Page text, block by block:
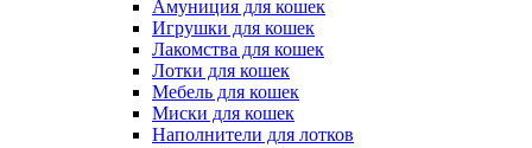
Амуниция для кошек
Игрушки для кошек
Лакомства для кошек
Лотки для кошек
Мебель для кошек
Миски для кошек
Наполнители для лотков